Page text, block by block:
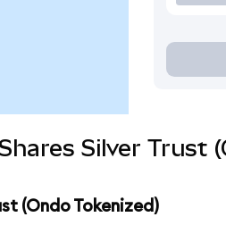
iShares Silver
(Ondo Tokenized)